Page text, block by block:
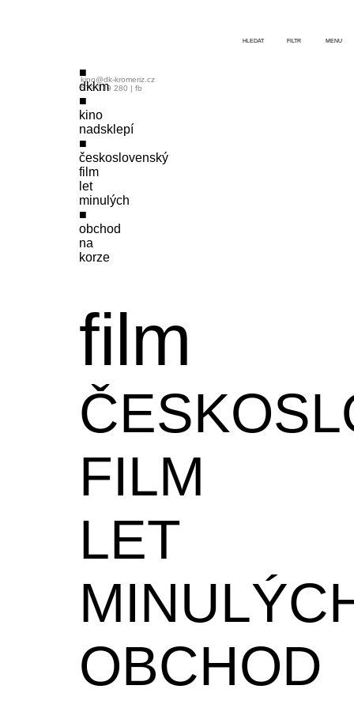
dkkm
kino
nadsklepí
československý
film
let
minulých
obchod
na
korze
film
FILM
LET
OBCHOD
kino@dk-kromeriz.cz
573 339 280 | fb
HLEDAT FILTR MENU